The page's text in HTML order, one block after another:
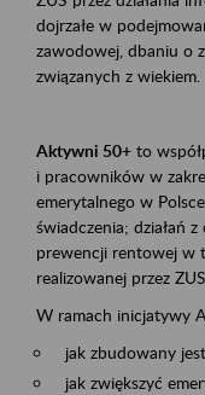
dojrzałe w
zawodowej, dbaniu o
związanych z wiekiem.
Aktywni 50+ to
i pracowników w
emerytalnego w
świadczenia; działań
prewencji rentowej w
realizowanej przez ZUS.
W ramach inicjatywy
jak zbudowany
jak zwiększyć